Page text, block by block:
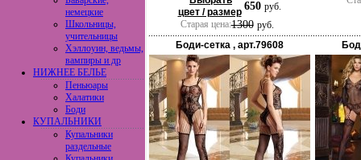
немецкие
Школьницы,
учительницы
Хэллоуин, ведьмы,
вампиры и др
НИЖНЕЕ БЕЛЬЕ
Пеньюары
Халатики
Боди
КУПАЛЬНИКИ
Купальники
раздельные
цвет / размер 650 руб.
Старая цена:1300 руб.
Боди-сетка , арт.79608